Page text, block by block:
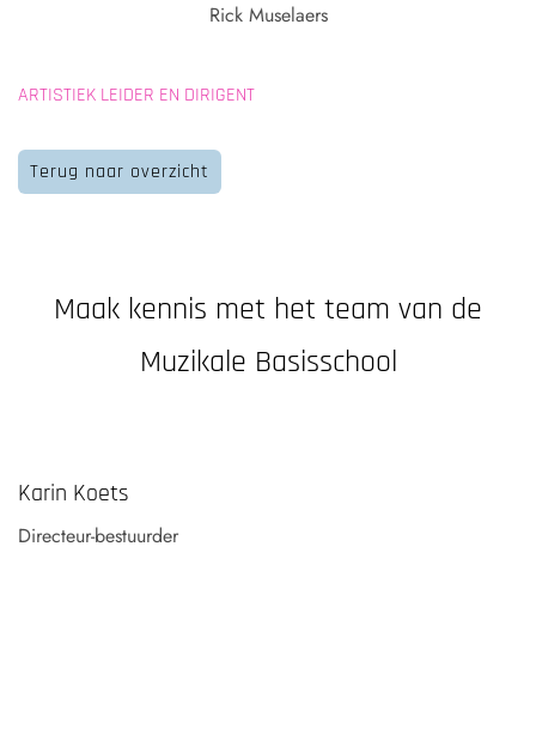
Rick Muselaers
ARTISTIEK LEIDER EN DIRIGENT
Terug naar overzicht
Maak kennis met het team van de
Muzikale Basisschool
Karin Koets
Directeur-bestuurder